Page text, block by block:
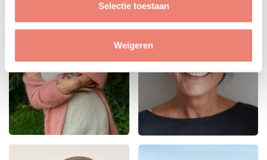
Selectie toestaan
Weigeren